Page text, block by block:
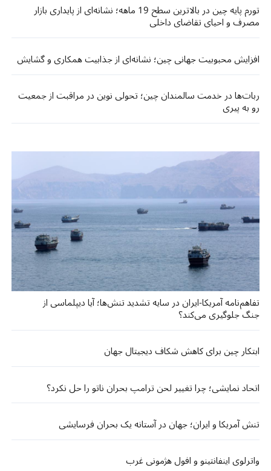
تورم پایه چین در بالاترین سطح 19 ماهه؛ نشانه‌ای از پایداری بازار
مصرف و احیای تقاضای داخلی
افزایش محبوبیت جهانی چین؛ نشانه‌ای از جذابیت همکاری و گشایش
ربات‌ها در خدمت سالمندان چین؛ تحولی نوین در مراقبت از جمعیت
رو به پیری
تفاهم‌نامه آمریکا-ایران در سایه تشدید تنش‌ها؛ آیا دیپلماسی از
جنگ جلوگیری می‌کند؟
ابتکار چین برای کاهش شکاف دیجیتال جهان
اتحاد نمایشی؛ چرا تغییر لحن ترامپ بحران ناتو را حل نکرد؟
تنش آمریکا و ایران؛ جهان در آستانه یک بحران فرسایشی
واترلوی اینفانتینو و افول هژمونی غرب